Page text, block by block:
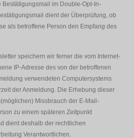
im Double-Opt-In-
dient der Überprüfung, ob
als betroffene Person den Empfang des
speichern wir ferner die vom Internet-
IP-Adresse des von der betroffenen
verwendeten Computersystems
der Anmeldung. Die Erhebung dieser
Missbrauch der E-Mail-
zu einem späteren Zeitpunkt
dient deshalb der rechtlichen
Verantwortlichen.